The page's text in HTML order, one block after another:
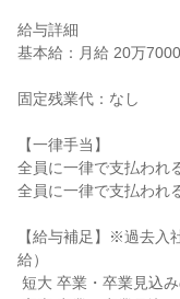
給与詳細
基本給：月給 20万
固定残業代：なし
【一律手当】
全員に一律で支払われ
全員に一律で支払われ
【給与補足】※過去入
給）